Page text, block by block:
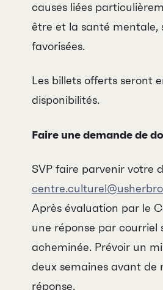
Programmation
Mises en vente
Promotions
Cartes-
Abonnements
causes liées
être et la santé mentale,
favorisées.
Les billets offerts seront
disponibilités.
Faire une demande de
SVP faire parvenir votre
Après évaluation par le
une réponse par courriel
acheminée. Prévoir un
deux semaines avant de
réponse.